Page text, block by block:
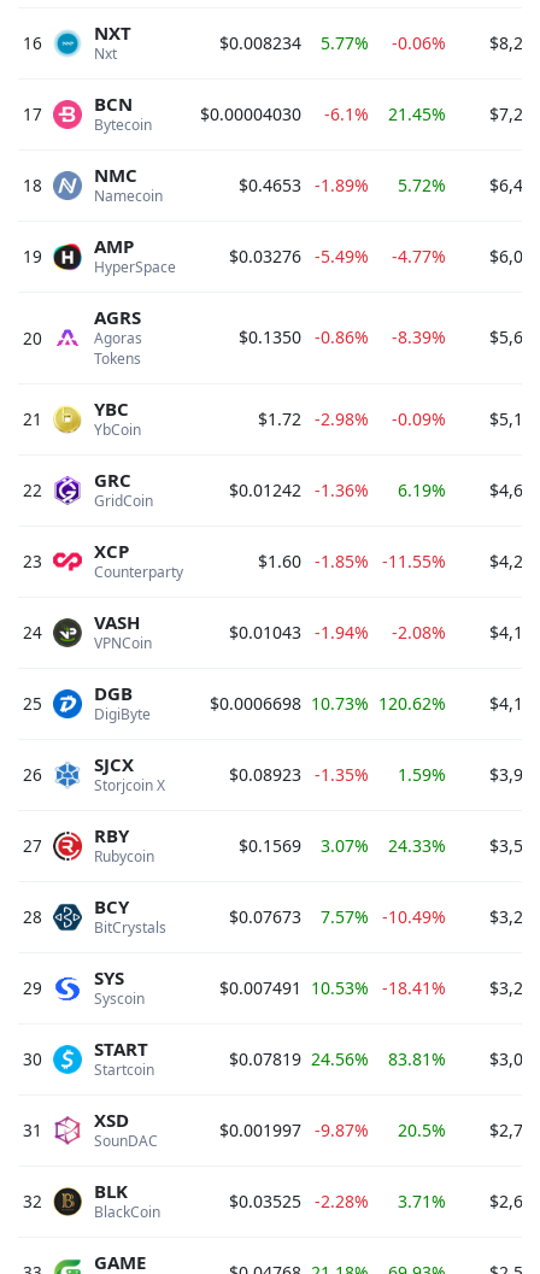
16 Nxt
NXT $0.008234 5.77% -0.06%
17 Bytecoin
BCN $0.00004030 -6.1% 21.45%
18 Namecoin
NMC $0.4653 -1.89% 5.72%
19 HyperSpace
AMP $0.03276 -5.49% -4.77%
20
Agoras
Tokens
AGRS
$0.1350 -0.86% -8.39%
21 YbCoin
YBC $1.72 -2.98% -0.09%
22 GridCoin
GRC $0.01242 -1.36% 6.19%
23 Counterparty
XCP $1.60 -1.85% -11.55%
24 VPNCoin
VASH $0.01043 -1.94% -2.08%
25 DigiByte
DGB $0.0006698 10.73% 120.62%
26 Storjcoin X
SJCX $0.08923 -1.35% 1.59%
27 Rubycoin
RBY $0.1569 3.07% 24.33%
28 BitCrystals
BCY $0.07673 7.57% -10.49%
29 Syscoin
SYS $0.007491 10.53% -18.41%
30 Startcoin
START $0.07819 24.56% 83.81%
31 SounDAC
XSD $0.001997 -9.87% 20.5%
32 BlackCoin
BLK $0.03525 -2.28% 3.71%
GAME